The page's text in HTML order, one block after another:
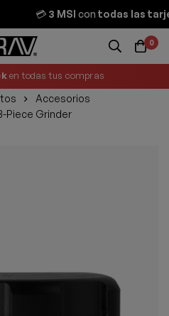
💳3 MSIcontodas las
0
en todas tus compras
Accesorios
Piece Grinder